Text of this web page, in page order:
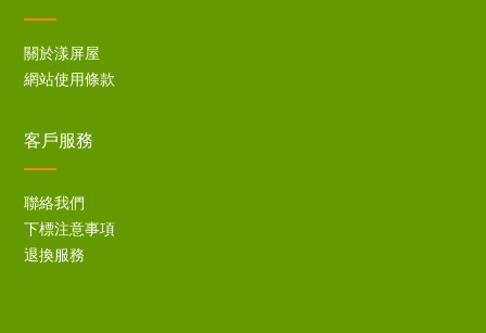
關於漾屏屋
網站使用條款
客戶服務
聯絡我們
下標注意事項
退換服務